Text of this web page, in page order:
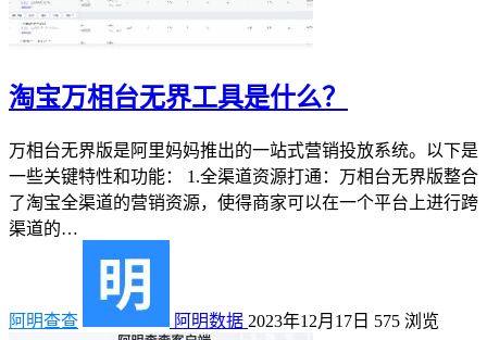
淘宝万相台无界工具是什么？
万相台无界版是阿里妈妈推出的一站式营销投放系统。以下是
一些关键特性和功能： 1.全渠道资源打通：万相台无界版整合
了淘宝全渠道的营销资源，使得商家可以在一个平台上进行跨
渠道的…
阿明查查 阿明数据 2023年12月17日 575 浏览